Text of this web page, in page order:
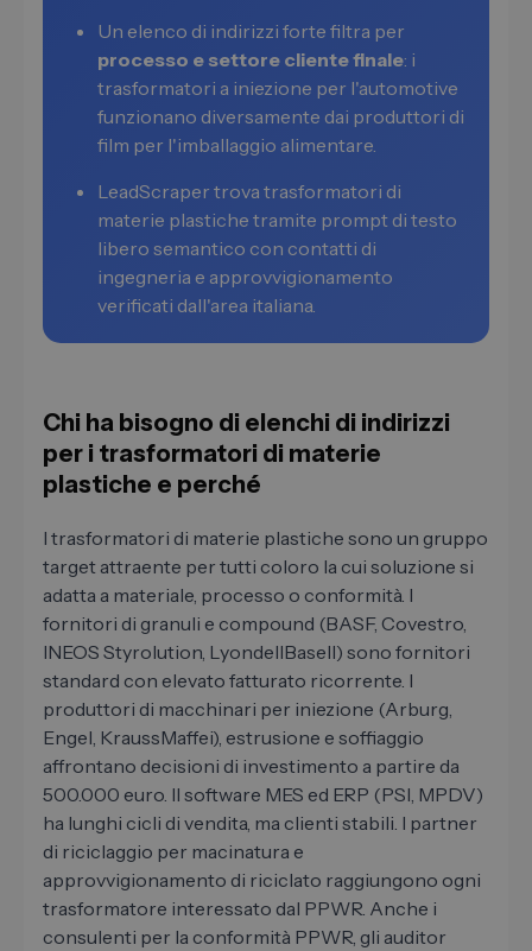
Un elenco di indirizzi forte filtra per
processo e settore cliente finale: i
trasformatori a iniezione per l'automotive
funzionano diversamente dai produttori di
film per l'imballaggio alimentare.
LeadScraper trova trasformatori di
materie plastiche tramite prompt di testo
libero semantico con contatti di
ingegneria e approvvigionamento
verificati dall'area italiana.
Chi ha bisogno di elenchi di indirizzi
per i trasformatori di materie
plastiche e perché
I trasformatori di materie plastiche sono un gruppo
target attraente per tutti coloro la cui soluzione si
adatta a materiale, processo o conformità. I
fornitori di granuli e compound (BASF, Covestro,
INEOS Styrolution, LyondellBasell) sono fornitori
standard con elevato fatturato ricorrente. I
produttori di macchinari per iniezione (Arburg,
Engel, KraussMaffei), estrusione e soffiaggio
affrontano decisioni di investimento a partire da
500.000 euro. Il software MES ed ERP (PSI, MPDV)
ha lunghi cicli di vendita, ma clienti stabili. I partner
di riciclaggio per macinatura e
approvvigionamento di riciclato raggiungono ogni
trasformatore interessato dal PPWR. Anche i
consulenti per la conformità PPWR, gli auditor